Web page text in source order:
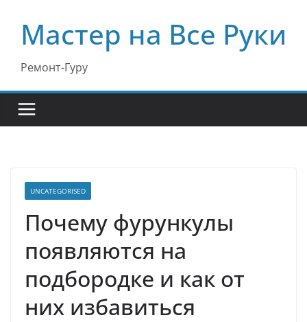
содержимому
Мастер на Все Руки
Ремонт-Гуру
UNCATEGORISED
Почему фурункулы
появляются на
подбородке и как от
них избавиться